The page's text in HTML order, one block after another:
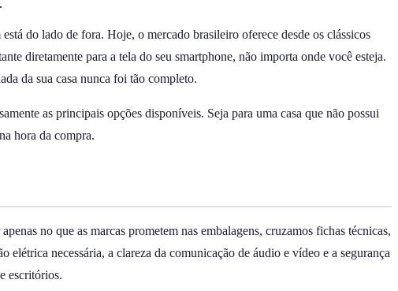
do lado de fora. Hoje, o mercado brasileiro oferece desde os clássicos
diretamente para a tela do seu smartphone, não importa onde você esteja.
da sua casa nunca foi tão completo.
as principais opções disponíveis. Seja para uma casa que não possui
hora da compra.
no que as marcas prometem nas embalagens, cruzamos fichas técnicas,
necessária, a clareza da comunicação de áudio e vídeo e a segurança
escritórios.